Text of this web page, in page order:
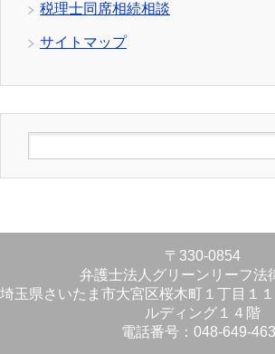
税理士同席相続相談
サイトマップ
〒330-0854
弁護士法人グリーンリーフ法
埼玉県さいたま市大宮区桜木町１丁目１
ルディング１４階
電話番号：048-649-